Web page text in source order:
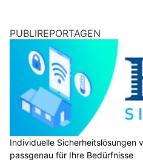
PUBLIREPORTAGEN
Individuelle Sicherheitslösungen
passgenau für Ihre Bedürfnisse